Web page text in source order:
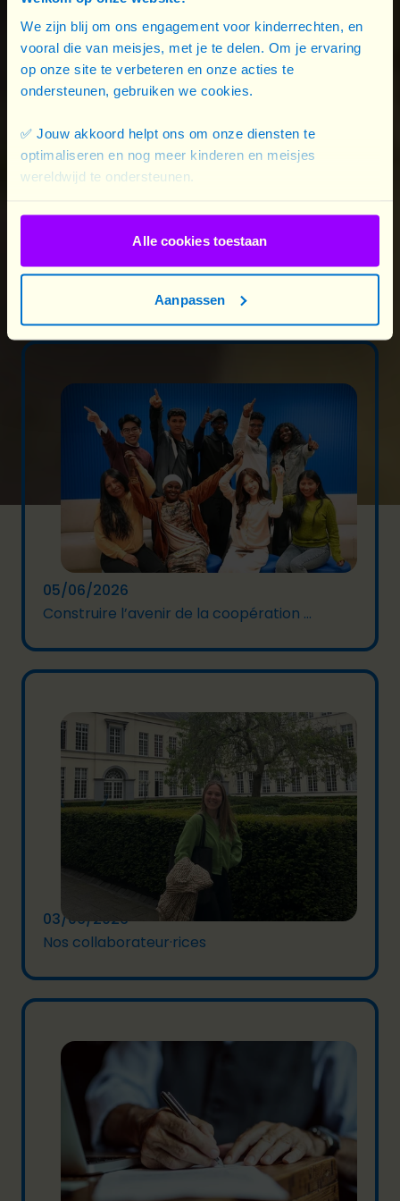
We zijn blij om ons engagement voor kinderrechten, en
vooral die van meisjes, met je te delen. Om je ervaring
op onze site te verbeteren en onze acties te
ondersteunen, gebruiken we cookies.
✅ Jouw akkoord helpt ons om onze diensten te
optimaliseren en nog meer kinderen en meisjes
wereldwijd te ondersteunen.
Alle cookies toestaan
Aanpassen
16/06/2026
05/06/2026
Construire l’avenir de la coopération ...
03/06/2026
Nos collaborateur·rices